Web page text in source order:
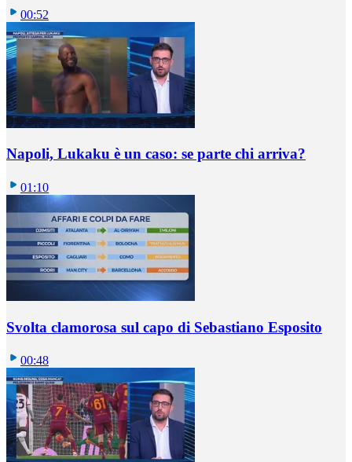
00:52
Napoli, Lukaku è un caso: se parte chi arriva?
01:10
Svolta clamorosa sul capo di Sebastiano Esposito
00:48